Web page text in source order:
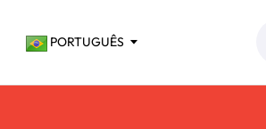
PORTUGUÊS